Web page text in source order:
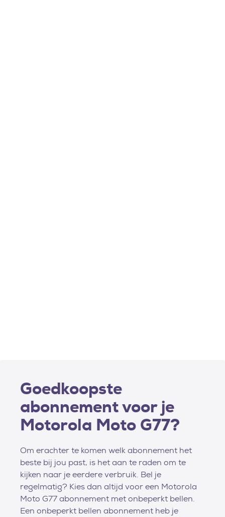
Goedkoopste
abonnement voor je
Motorola Moto G77?
Om erachter te komen welk abonnement het
beste bij jou past, is het aan te raden om te
kijken naar je eerdere verbruik. Bel je
regelmatig? Kies dan altijd voor een Motorola
Moto G77 abonnement met onbeperkt bellen.
Een onbeperkt bellen abonnement heb je